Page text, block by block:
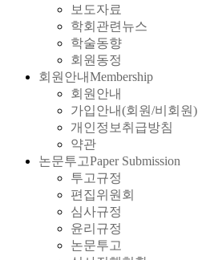
보도자료
학회관련뉴스
학술동향
회원동정
회원안내Membership
회원안내
가입안내(회원/비회원)
개인정보취급방침
약관
논문투고Paper Submission
투고규정
편집위원회
심사규정
윤리규정
논문투고